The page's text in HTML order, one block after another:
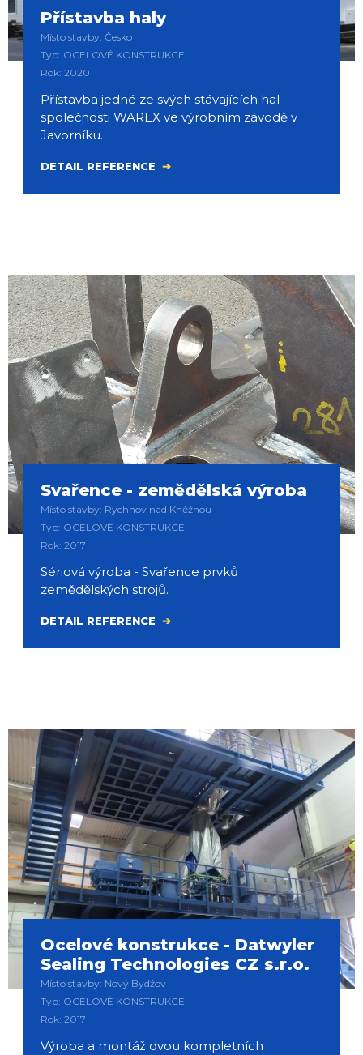
Přístavba haly
Místo stavby: Česko
Typ: OCELOVÉ KONSTRUKCE
Rok: 2020
Přístavba jedné ze svých stávajících hal
společnosti WAREX ve výrobním závodě v
Javorníku.
DETAIL REFERENCE
Svařence - zemědělská výroba
Místo stavby: Rychnov nad Kněžnou
Typ: OCELOVÉ KONSTRUKCE
Rok: 2017
Sériová výroba - Svařence prvků
zemědělských strojů.
DETAIL REFERENCE
Ocelové konstrukce - Datwyler
Sealing Technologies CZ s.r.o.
Místo stavby: Nový Bydžov
Typ: OCELOVÉ KONSTRUKCE
Rok: 2017
Výroba a montáž dvou kompletních